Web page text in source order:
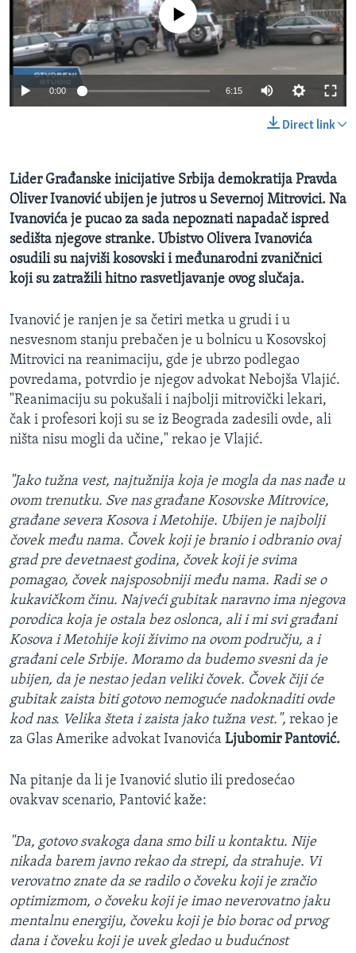
SPORT
INTERVJU
No media source currently available
0:00 6:15
Direct link
Lider Građanske inicijative Srbija demokratija Pravda
Oliver Ivanović ubijen je jutros u Severnoj Mitrovici. Na
Ivanovića je pucao za sada nepoznati napadač ispred
sedišta njegove stranke. Ubistvo Olivera Ivanovića
osudili su najviši kosovski i međunarodni zvaničnici
koji su zatražili hitno rasvetljavanje ovog slučaja.​
Ivanović je ranjen je sa četiri metka u grudi i u
nesvesnom stanju prebačen je u bolnicu u Kosovskoj
Mitrovici na reanimaciju, gde je ubrzo podlegao
povredama, potvrdio je njegov advokat Nebojša Vlajić.
"Reanimaciju su pokušali i najbolji mitrovički lekari,
čak i profesori koji su se iz Beograda zadesili ovde, ali
ništa nisu mogli da učine," rekao je Vlajić.
"Jako tužna vest, najtužnija koja je mogla da nas nađe u
ovom trenutku. Sve nas građane Kosovske Mitrovice,
građane severa Kosova i Metohije. Ubijen je najbolji
čovek među nama. Čovek koji je branio i odbranio ovaj
grad pre devetnaest godina, čovek koji je svima
pomagao, čovek najsposobniji među nama. Radi se o
kukavičkom činu. Najveći gubitak naravno ima njegova
porodica koja je ostala bez oslonca, ali i mi svi građani
Kosova i Metohije koji živimo na ovom području, a i
građani cele Srbije. Moramo da budemo svesni da je
ubijen, da je nestao jedan veliki čovek. Čovek čiji će
gubitak zaista biti gotovo nemoguće nadoknaditi ovde
kod nas. Velika šteta i zaista jako tužna vest.", rekao je
za Glas Amerike advokat Ivanovića Ljubomir Pantović.
Na pitanje da li je Ivanović slutio ili predosećao
ovakvav scenario, Pantović kaže:
"Da, gotovo svakoga dana smo bili u kontaktu. Nije
nikada barem javno rekao da strepi, da strahuje. Vi
verovatno znate da se radilo o čoveku koji je zračio
optimizmom, o čoveku koji je imao neverovatno jaku
mentalnu energiju, čoveku koji je bio borac od prvog
dana i čoveku koji je uvek gledao u budućnost